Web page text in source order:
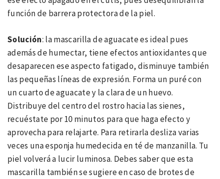
función de barrera protectora de la piel.
Solución: la mascarilla de aguacate es ideal pues
además de humectar, tiene efectos antioxidantes que
desaparecen ese aspecto fatigado, disminuye también
las pequeñas líneas de expresión. Forma un puré con
un cuarto de aguacate y la clara de un huevo.
Distribuye del centro del rostro hacia las sienes,
recuéstate por 10 minutos para que haga efecto y
aprovecha para relajarte. Para retirarla desliza varias
veces una esponja humedecida en té de manzanilla. Tu
piel volverá a lucir luminosa. Debes saber que esta
mascarilla también se sugiere en caso de brotes de